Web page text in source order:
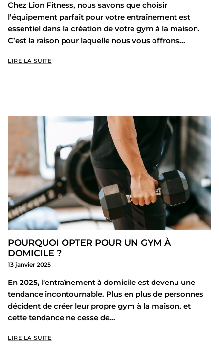
Chez Lion Fitness, nous savons que choisir
l’équipement parfait pour votre entraînement est
essentiel dans la création de votre gym à la maison.
C’est la raison pour laquelle nous vous offrons...
LIRE LA SUITE
POURQUOI OPTER POUR UN GYM À
DOMICILE ?
13 janvier 2025
En 2025, l'entraînement à domicile est devenu une
tendance incontournable. Plus en plus de personnes
décident de créer leur propre gym à la maison, et
cette tendance ne cesse de...
LIRE LA SUITE